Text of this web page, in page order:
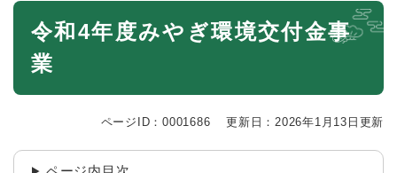
本
令和4年度みやぎ環境交付金事
業
ページID：0001686 更新日：2026年1月13日更新